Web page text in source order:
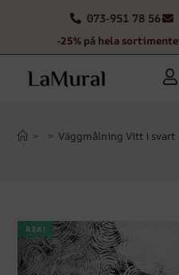
073-951 78 56
-25% på hela
> > Väggmålning Vitt i svart
REA!